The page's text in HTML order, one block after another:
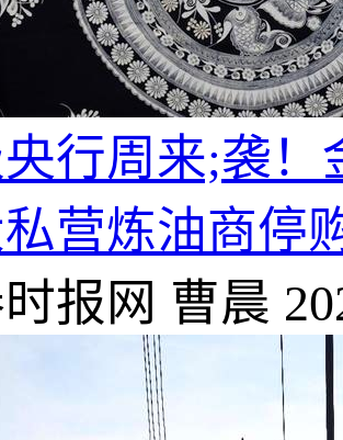
行周来;袭！
营炼油商停
报网 曹晨